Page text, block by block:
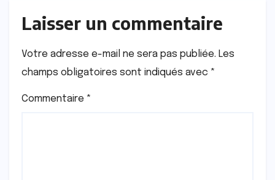
Laisser un commentaire
Votre adresse e-mail ne sera pas publiée. Les
champs obligatoires sont indiqués avec *
Commentaire *